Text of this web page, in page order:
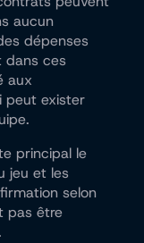
aucun
dépenses
dans ces
aux
peut exister
principal le
jeu et les
selon
pas être